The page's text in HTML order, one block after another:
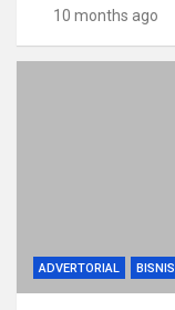
10 months ago
ADVERTORIAL BISNIS